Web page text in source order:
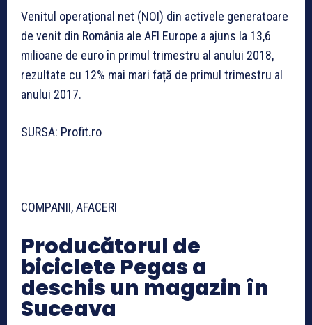
Venitul operațional net (NOI) din activele generatoare
de venit din România ale AFI Europe a ajuns la 13,6
milioane de euro în primul trimestru al anului 2018,
rezultate cu 12% mai mari față de primul trimestru al
anului 2017.
SURSA: Profit.ro
COMPANII, AFACERI
Producătorul de
biciclete Pegas a
deschis un magazin în
Suceava